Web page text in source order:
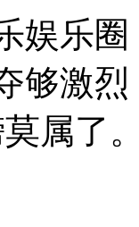
乐圈
够激
属了